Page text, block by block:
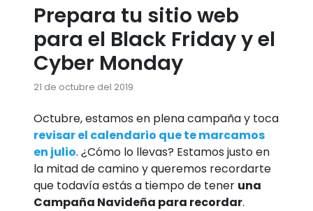
Prepara tu sitio web
para el Black Friday y el
Cyber Monday
21 de octubre del 2019
Octubre, estamos en plena campaña y toca
revisar el calendario que te marcamos
en julio. ¿Cómo lo llevas? Estamos justo en
la mitad de camino y queremos recordarte
que todavía estás a tiempo de tener una
Campaña Navideña para recordar.